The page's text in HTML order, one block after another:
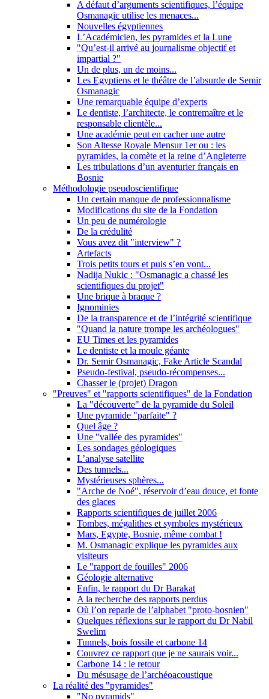
A défaut d’arguments scientifiques, l’équipe
Osmanagic utilise les menaces...
Nouvelles égyptiennes
L’Académicien, les pyramides et la Lune
"Qu’est-il arrivé au journalisme objectif et
impartial ?"
Un de plus, un de moins...
Les Egyptiens et le théâtre de l’absurde de Semir
Osmanagic
Une remarquable équipe d’experts
Le dentiste, l’architecte, le contremaître et le
responsable clientèle...
Une académie peut en cacher une autre
Son Altesse Royale Mensur 1er ou : les
pyramides, la comète et la reine d’Angleterre
Les tribulations d’un aventurier français en
Bosnie
Méthodologie pseudoscientifique
Un certain manque de professionnalisme
Modifications du site de la Fondation
Un peu de numérologie
De la crédulité
Vous avez dit "interview" ?
Artefacts
Trois petits tours et puis s’en vont...
Nadija Nukic : "Osmanagic a chassé les
scientifiques du projet"
Une brique à braque ?
Ignominies
De la transparence et de l’intégrité scientifique
"Quand la nature trompe les archéologues"
EU Times et les pyramides
Le dentiste et la moule géante
Dr. Semir Osmanagic, Fake Article Scandal
Pseudo-festival, pseudo-récompenses...
Chasser le (projet) Dragon
"Preuves" et "rapports scientifiques" de la Fondation
La "découverte" de la pyramide du Soleil
Une pyramide "parfaite" ?
Quel âge ?
Une "vallée des pyramides"
Les sondages géologiques
L’analyse satellite
Des tunnels...
Mystérieuses sphères...
"Arche de Noé", réservoir d’eau douce, et fonte
des glaces
Rapports scientifiques de juillet 2006
Tombes, mégalithes et symboles mystérieux
Mars, Egypte, Bosnie, même combat !
M. Osmanagic explique les pyramides aux
visiteurs
Le "rapport de fouilles" 2006
Géologie alternative
Enfin, le rapport du Dr Barakat
A la recherche des rapports perdus
Où l’on reparle de l’alphabet "proto-bosnien"
Quelques réflexions sur le rapport du Dr Nabil
Swelim
Tunnels, bois fossile et carbone 14
Couvrez ce rapport que je ne saurais voir...
Carbone 14 : le retour
Du mésusage de l’archéoacoustique
La réalité des "pyramides"
"No pyramids"